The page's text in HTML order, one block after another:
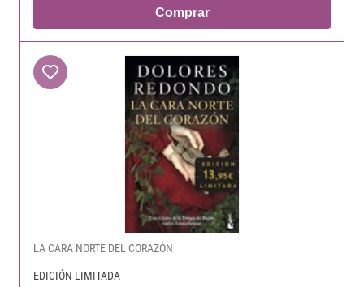
Comprar
LA CARA NORTE DEL CORAZÓN
EDICIÓN LIMITADA